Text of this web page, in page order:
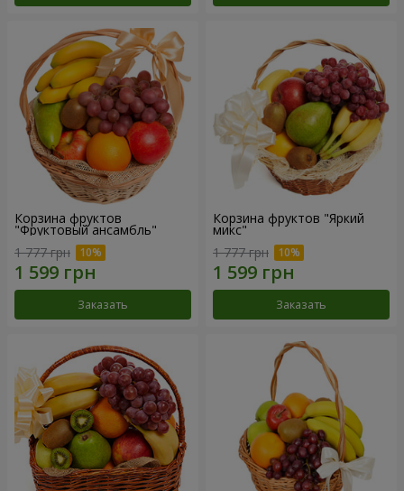
Корзина фруктов
"Фруктовый ансамбль"
1 777 грн
Заказать
Корзина фруктов "Яркий
микс"
1 777 грн
Заказать